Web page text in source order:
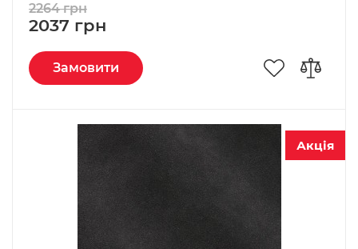
2037 грн
2264 грн
Замовити
Акція